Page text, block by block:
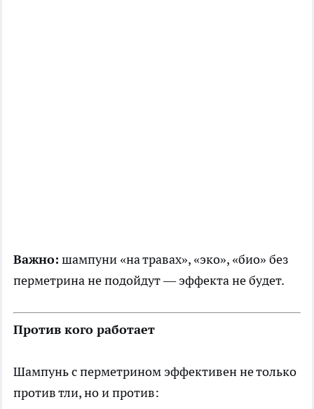
Важно: шампуни «на травах», «эко», «био» без
перметрина не подойдут — эффекта не будет.
Против кого работает
Шампунь с перметрином эффективен не только
против тли, но и против: